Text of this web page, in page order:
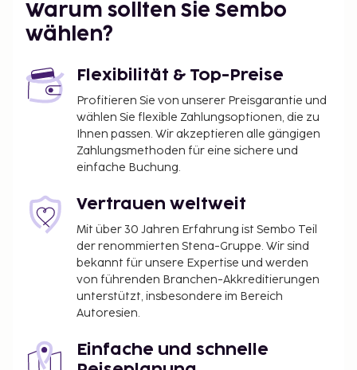
Warum sollten Sie Sembo
wählen?
Flexibilität & Top-Preise
Profitieren Sie von unserer Preisgarantie und
wählen Sie flexible Zahlungsoptionen, die zu
Ihnen passen. Wir akzeptieren alle gängigen
Zahlungsmethoden für eine sichere und
einfache Buchung.
Vertrauen weltweit
Mit über 30 Jahren Erfahrung ist Sembo Teil
der renommierten Stena-Gruppe. Wir sind
bekannt für unsere Expertise und werden
von führenden Branchen-Akkreditierungen
unterstützt, insbesondere im Bereich
Autoresien.
Einfache und schnelle